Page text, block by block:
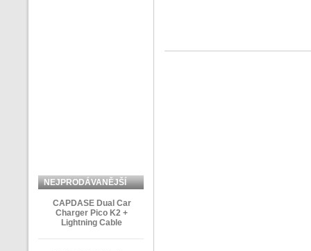
NEJPRODÁVANĚJŠÍ
CAPDASE Dual Car
Charger Pico K2 +
Lightning Cable